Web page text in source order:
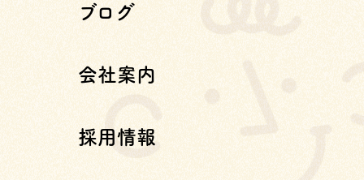
ブログ
会社案内
採用情報